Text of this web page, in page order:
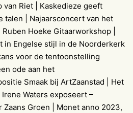
van Riet | Kaskedieze geeft
talen | Najaarsconcert van het
Hoeke Gitaarworkshop |
in Engelse stijl in de Noorderkerk
voor de tentoonstelling
ode aan het
Smaak bij ArtZaanstad | Het
Waters exposeert –
Groen | Monet anno 2023,